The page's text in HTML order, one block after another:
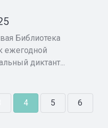
Библиотека
ежегодной
диктант...
4 5 6